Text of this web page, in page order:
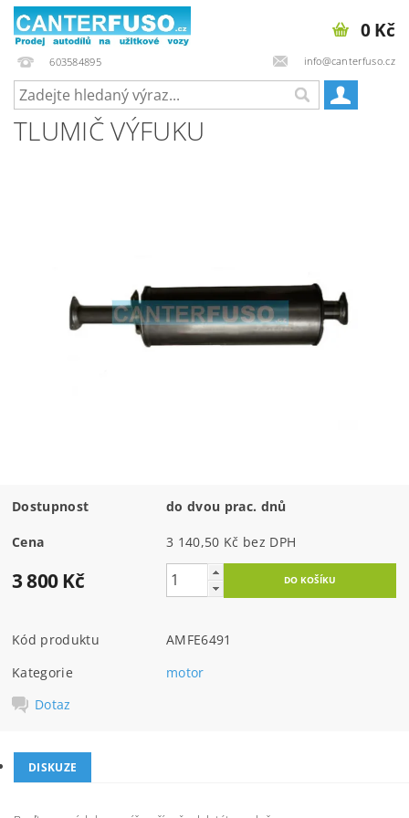
603584895 info@canterfuso.cz
0 Kč
TLUMIČ VÝFUKU
Dostupnost do dvou prac. dnů
Cena 3 140,50 Kč bez DPH
3 800 Kč
Kód produktu
AMFE6491
Kategorie
motor
Dotaz
DISKUZE